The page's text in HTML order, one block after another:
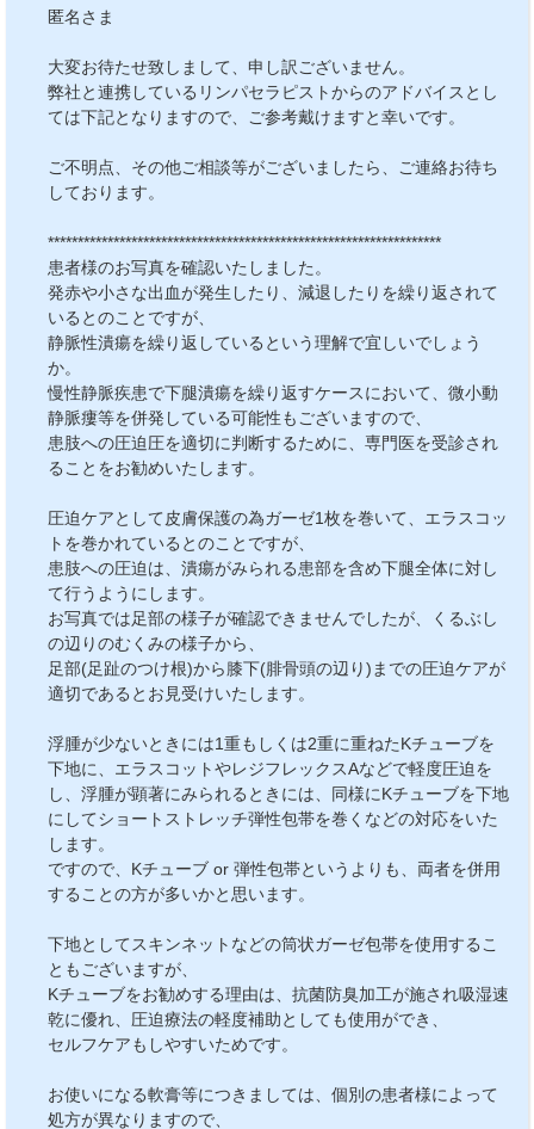
匿名さま
大変お待たせ致しまして、申し訳ございません。
弊社と連携しているリンパセラピストからのアドバイスとし
ては下記となりますので、ご参考戴けますと幸いです。
ご不明点、その他ご相談等がございましたら、ご連絡お待ち
しております。
******************************************************************
患者様のお写真を確認いたしました。
発赤や小さな出血が発生したり、減退したりを繰り返されて
いるとのことですが、
静脈性潰瘍を繰り返しているという理解で宜しいでしょう
か。
慢性静脈疾患で下腿潰瘍を繰り返すケースにおいて、微小動
静脈瘻等を併発している可能性もございますので、
患肢への圧迫圧を適切に判断するために、専門医を受診され
ることをお勧めいたします。
圧迫ケアとして皮膚保護の為ガーゼ1枚を巻いて、エラスコッ
トを巻かれているとのことですが、
患肢への圧迫は、潰瘍がみられる患部を含め下腿全体に対し
て行うようにします。
お写真では足部の様子が確認できませんでしたが、くるぶし
の辺りのむくみの様子から、
足部(足趾のつけ根)から膝下(腓骨頭の辺り)までの圧迫ケアが
適切であるとお見受けいたします。
浮腫が少ないときには1重もしくは2重に重ねたKチューブを
下地に、エラスコットやレジフレックスAなどで軽度圧迫を
し、浮腫が顕著にみられるときには、同様にKチューブを下地
にしてショートストレッチ弾性包帯を巻くなどの対応をいた
します。
ですので、Kチューブ or 弾性包帯というよりも、両者を併用
することの方が多いかと思います。
下地としてスキンネットなどの筒状ガーゼ包帯を使用するこ
ともございますが、
Kチューブをお勧めする理由は、抗菌防臭加工が施され吸湿速
乾に優れ、圧迫療法の軽度補助としても使用ができ、
セルフケアもしやすいためです。
お使いになる軟膏等につきましては、個別の患者様によって
処方が異なりますので、